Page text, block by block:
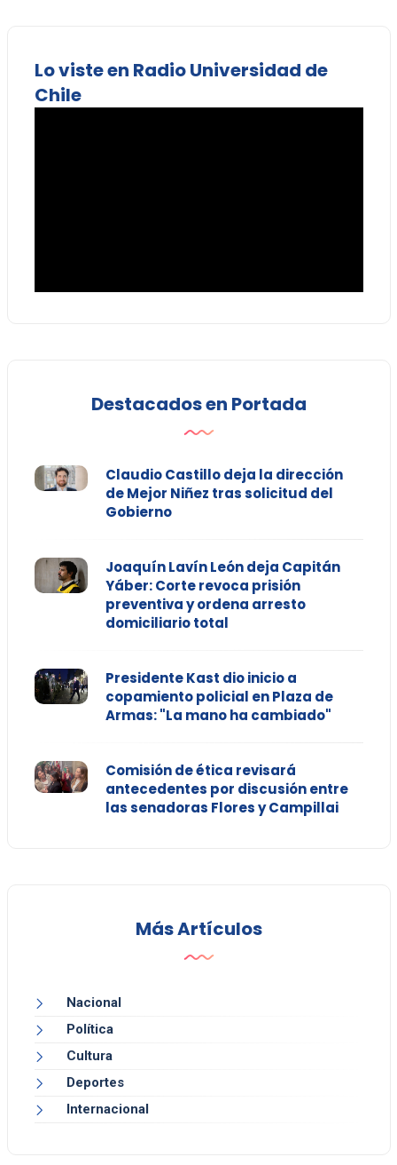
Lo viste en Radio Universidad de
Chile
Destacados en Portada
Claudio Castillo deja la dirección
de Mejor Niñez tras solicitud del
Gobierno
Joaquín Lavín León deja Capitán
Yáber: Corte revoca prisión
preventiva y ordena arresto
domiciliario total
Presidente Kast dio inicio a
copamiento policial en Plaza de
Armas: "La mano ha cambiado"
Comisión de ética revisará
antecedentes por discusión entre
las senadoras Flores y Campillai
Más Artículos
Nacional
Política
Cultura
Deportes
Internacional